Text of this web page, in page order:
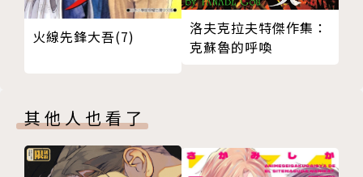
火線先鋒大吾(7)
洛夫克拉夫特傑作集：
克蘇魯的呼喚
其他人也看了